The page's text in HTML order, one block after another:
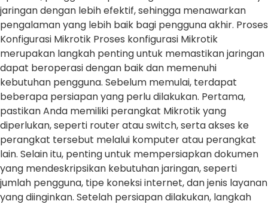
jaringan dengan lebih efektif, sehingga menawarkan
pengalaman yang lebih baik bagi pengguna akhir. Proses
Konfigurasi Mikrotik Proses konfigurasi Mikrotik
merupakan langkah penting untuk memastikan jaringan
dapat beroperasi dengan baik dan memenuhi
kebutuhan pengguna. Sebelum memulai, terdapat
beberapa persiapan yang perlu dilakukan. Pertama,
pastikan Anda memiliki perangkat Mikrotik yang
diperlukan, seperti router atau switch, serta akses ke
perangkat tersebut melalui komputer atau perangkat
lain. Selain itu, penting untuk mempersiapkan dokumen
yang mendeskripsikan kebutuhan jaringan, seperti
jumlah pengguna, tipe koneksi internet, dan jenis layanan
yang diinginkan. Setelah persiapan dilakukan, langkah